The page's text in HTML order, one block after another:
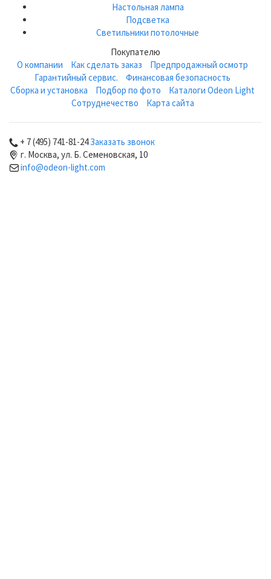
Настольная лампа
Подсветка
Светильники потолочные
Покупателю
О компании
Как сделать заказ
Предпродажный осмотр
Гарантийный сервис.
Финансовая безопасность
Сборка и установка
Подбор по фото
Каталоги Odeon Light
Сотруднечество
Карта сайта
+ 7 (495) 741-81-24Заказать звонок
г. Москва, ул. Б. Семеновская, 10
info@odeon-light.com